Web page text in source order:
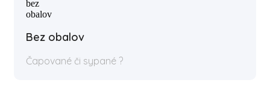
Bez obalov
Čapované či sypané ?